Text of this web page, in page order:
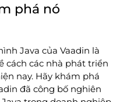
phá nó
Java của Vaadin là
cách các nhà phát triển
nay. Hãy khám phá
đã công bố nghiên